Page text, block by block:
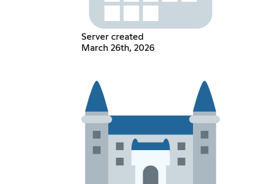
Server created
March 26th, 2026